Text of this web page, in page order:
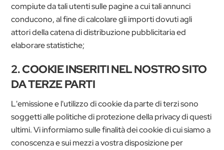
compiute da tali utenti sulle pagine a cui tali annunci
conducono, al fine di calcolare gli importi dovuti agli
attori della catena di distribuzione pubblicitaria ed
elaborare statistiche;
2. COOKIE INSERITI NEL NOSTRO SITO
DA TERZE PARTI
L'emissione e l'utilizzo di cookie da parte di terzi sono
soggetti alle politiche di protezione della privacy di questi
ultimi. Vi informiamo sulle finalità dei cookie di cui siamo a
conoscenza e sui mezzi a vostra disposizione per